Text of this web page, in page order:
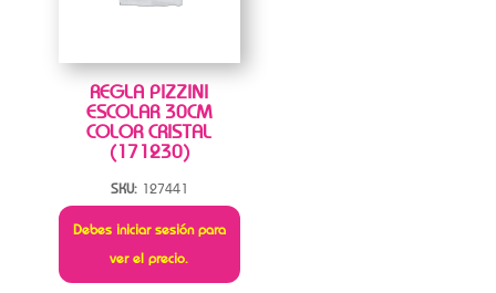
REGLA PIZZINI
ESCOLAR 30CM
COLOR CRISTAL
(171230)
SKU: 127441
Debes iniciar sesión para
ver el precio.